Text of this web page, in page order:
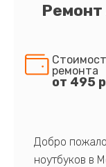
Ремонт
ремонта
от 495
Добро
ноутбуков в